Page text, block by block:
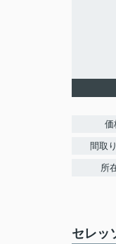
価
間取
所
セレッ